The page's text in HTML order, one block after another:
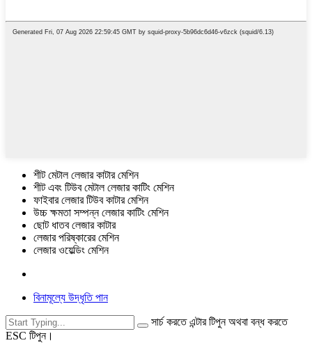
শীট মেটাল লেজার কাটার মেশিন
শীট এবং টিউব মেটাল লেজার কাটিং মেশিন
ফাইবার লেজার টিউব কাটার মেশিন
উচ্চ ক্ষমতা সম্পন্ন লেজার কাটিং মেশিন
ছোট ধাতব লেজার কাটার
লেজার পরিষ্কারের মেশিন
লেজার ওয়েল্ডিং মেশিন
বিনামূল্যে উদ্ধৃতি পান
সার্চ করতে এন্টার টিপুন অথবা বন্ধ করতে
ESC টিপুন।